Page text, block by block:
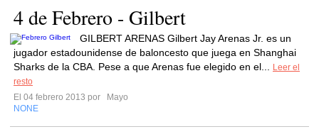
4 de Febrero - Gilbert
GILBERT ARENAS Gilbert Jay Arenas Jr. es un
jugador estadounidense de baloncesto que juega en Shanghai
Sharks de la CBA. Pese a que Arenas fue elegido en el...
Leer el
resto
El 04 febrero 2013 por
Mayo
NONE